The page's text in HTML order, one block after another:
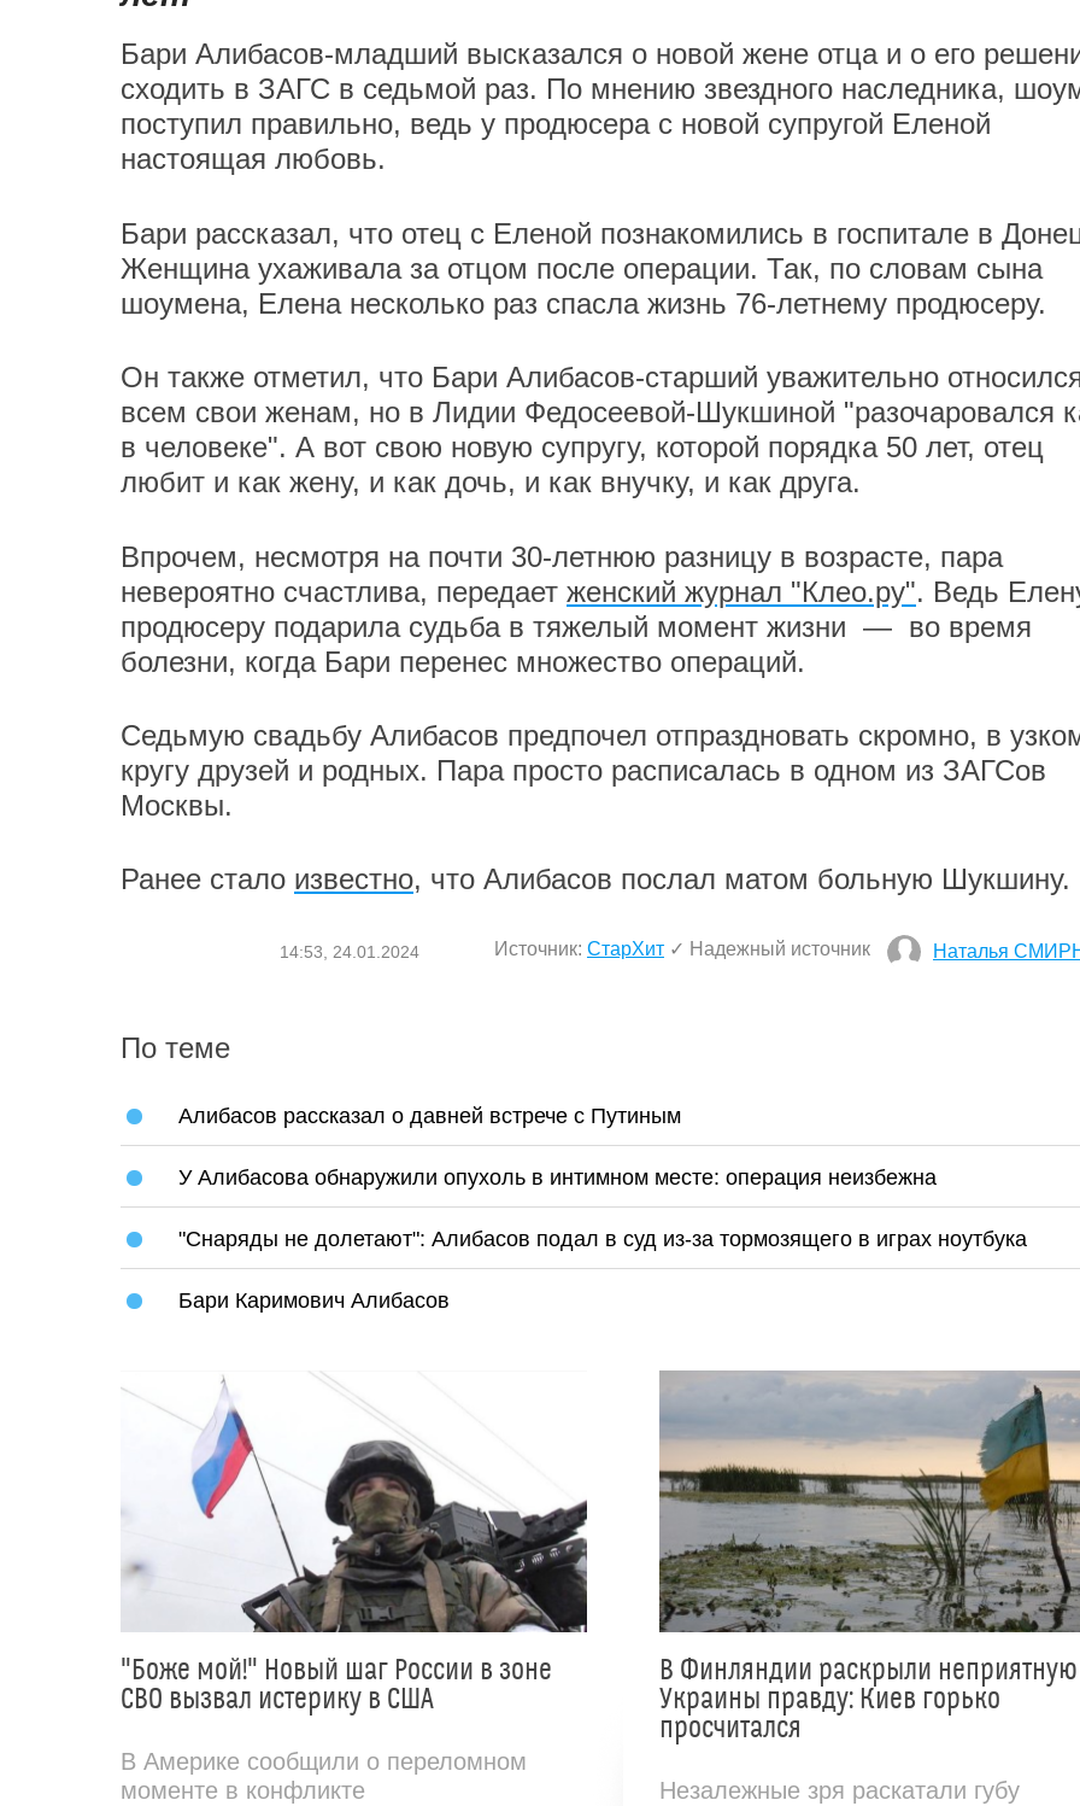
Бари Алибасов-младший высказался о новой жене отца и о его
сходить в ЗАГС в седьмой раз. По мнению звездного наследника,
поступил правильно, ведь у продюсера с новой супругой Еленой
настоящая любовь.
Бари рассказал, что отец с Еленой познакомились в госпитале в
Женщина ухаживала за отцом после операции. Так, по словам сына
шоумена, Елена несколько раз спасла жизнь 76-летнему продюсеру.
Он также отметил, что Бари Алибасов-старший уважительно
всем свои женам, но в Лидии Федосеевой-Шукшиной "разочаровался
в человеке". А вот свою новую супругу, которой порядка 50 лет, отец
любит и как жену, и как дочь, и как внучку, и как друга.
Впрочем, несмотря на почти 30-летнюю разницу в возрасте, пара
невероятно счастлива, передает женский журнал "Клео.ру". Ведь
продюсеру подарила судьба в тяжелый момент жизни — во время
болезни, когда Бари перенес множество операций.
Седьмую свадьбу Алибасов предпочел отпраздновать скромно, в
кругу друзей и родных. Пара просто расписалась в одном из ЗАГСов
Москвы.
Ранее стало известно, что Алибасов послал матом больную Шукшину.
14:53, 24.01.2024 Источник: СтарХит ✓ Надежный источник Наталья
По теме
Алибасов рассказал о давней встрече с Путиным
У Алибасова обнаружили опухоль в интимном месте: операция неизбежна
"Снаряды не долетают": Алибасов подал в суд из-за тормозящего в играх ноутбука
Бари Каримович Алибасов
"Боже мой!" Новый шаг России в зоне
СВО вызвал истерику в США
В Америке сообщили о переломном
моменте в конфликте
В Финляндии раскрыли
Украины правду: Киев горько
просчитался
Незалежные зря раскатали губу